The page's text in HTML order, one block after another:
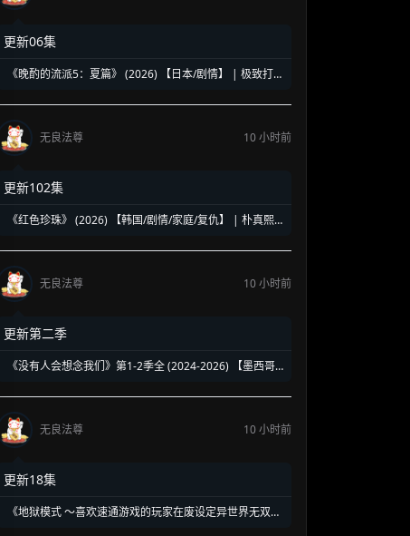
更新06集
《晚酌的流派5：夏篇》 (2026) 【日本/剧情】 | 极致打工
无良法尊 10 小时前
更新102集
《红色珍珠》 (2026) 【韩国/剧情/家庭/复仇】 | 朴真熙
无良法尊 10 小时前
更新第二季
《没有人会想念我们》第1-2季全 (2024-2026) 【墨西哥/
下校园经营法则
无良法尊
10 小时前
更新18集
《地狱模式 ～喜欢速通游戏的玩家在废设定异世界无双